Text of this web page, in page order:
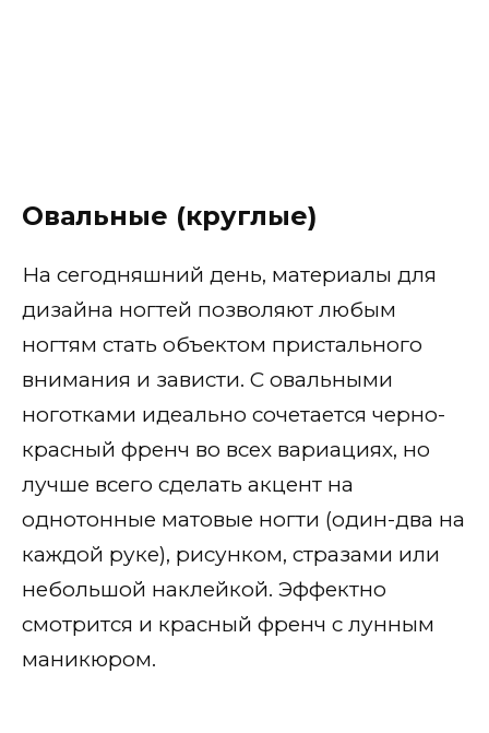
Овальные (круглые)
На сегодняшний день, материалы для
дизайна ногтей позволяют любым
ногтям стать объектом пристального
внимания и зависти. С овальными
ноготками идеально сочетается черно-
красный френч во всех вариациях, но
лучше всего сделать акцент на
однотонные матовые ногти (один-два на
каждой руке), рисунком, стразами или
небольшой наклейкой. Эффектно
смотрится и красный френч с лунным
маникюром.